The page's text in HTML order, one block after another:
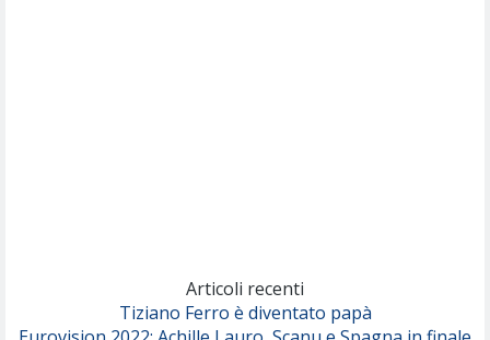
Articoli recenti
Tiziano Ferro è diventato papà